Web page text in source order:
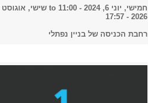
חמישי, יוני 6, 2024 - 11:00
2026 - 17:57
רחבת הכניסה של בניין נפתלי